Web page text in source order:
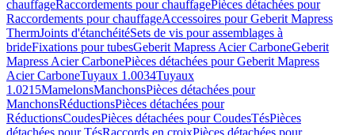
chauffageRaccordements pour chauffagePièces détachées pour
Raccordements pour chauffageAccessoires pour Geberit Mapress
ThermJoints d'étanchéitéSets de vis pour assemblages à
brideFixations pour tubesGeberit Mapress Acier CarboneGeberit
Mapress Acier CarbonePièces détachées pour Geberit Mapress
Acier CarboneTuyaux 1.0034Tuyaux
1.0215MamelonsManchonsPièces détachées pour
ManchonsRéductionsPièces détachées pour
RéductionsCoudesPièces détachées pour CoudesTésPièces
détachées pour TésRaccords en croixPièces détachées pour